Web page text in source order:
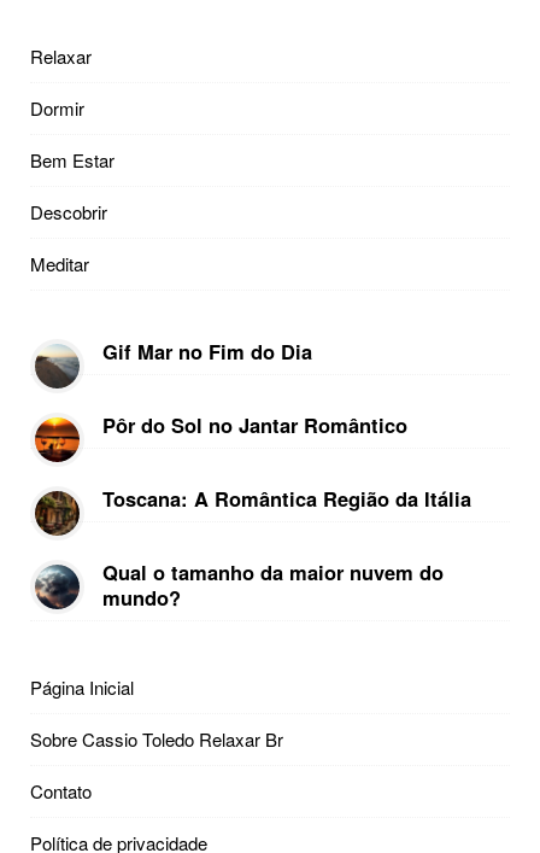
Relaxar
Dormir
Bem Estar
Descobrir
Meditar
Gif Mar no Fim do Dia
Pôr do Sol no Jantar Romântico
Toscana: A Romântica Região da Itália
Qual o tamanho da maior nuvem do
mundo?
Página Inicial
Sobre Cassio Toledo Relaxar Br
Contato
Política de privacidade